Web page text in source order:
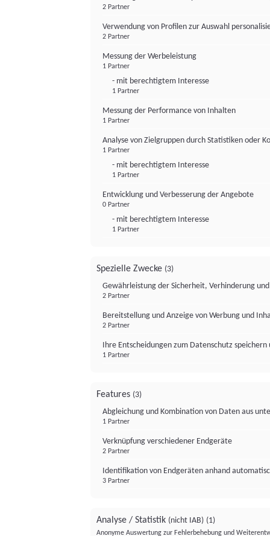
2 Partner
Verwendung von Profilen zur Auswahl
2 Partner
Messung der Werbeleistung
1 Partner
- mit berechtigtem Interesse
1 Partner
Messung der Performance von Inhalten
1 Partner
Analyse von Zielgruppen durch Statistiken oder
1 Partner
- mit berechtigtem Interesse
1 Partner
Entwicklung und Verbesserung der Angebote
0 Partner
- mit berechtigtem Interesse
1 Partner
Spezielle Zwecke (3)
Gewährleistung der Sicherheit, Verhinderung
2 Partner
Bereitstellung und Anzeige von Werbung und
2 Partner
Ihre Entscheidungen zum Datenschutz
1 Partner
Features (3)
Abgleichung und Kombination von Daten aus
1 Partner
Verknüpfung verschiedener Endgeräte
2 Partner
Identifikation von Endgeräten anhand
3 Partner
Analyse / Statistik (nicht IAB) (1)
Anonyme Auswertung zur Fehlerbehebung und